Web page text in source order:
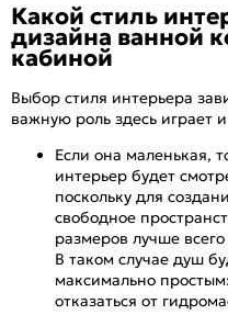
Какой стиль
дизайна ванной
кабиной
Выбор стиля интерьера
важную роль здесь играет
Если она маленькая,
интерьер будет
поскольку для
свободное
размеров лучше
В таком случае душ
максимально
отказаться от